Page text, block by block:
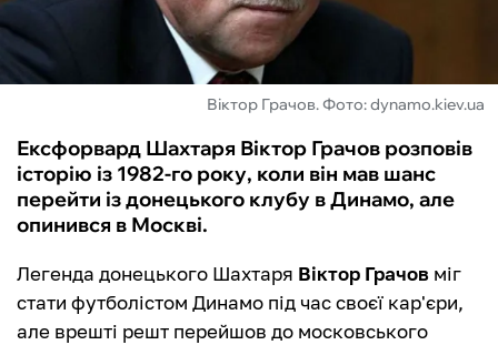
БУКМЕКЕРИ
Віктор Грачов. Фото: dynamo.kiev.ua
Ексфорвард Шахтаря Віктор Грачов розповів
історію із 1982-го року, коли він мав шанс
перейти із донецького клубу в Динамо, але
опинився в Москві.
Легенда донецького Шахтаря Віктор Грачов міг
стати футболістом Динамо під час своєї кар'єри,
але врешті решт перейшов до московського